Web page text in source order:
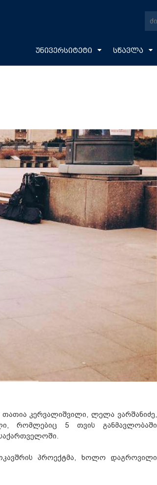
უნივერსიტეტი სწავლა
თათია კერვალიშვილი, ლელა ვარშანიძე,
რომლებიც 5 თვის განმავლობაში
პროექტმა, ხოლო დაგროვილი